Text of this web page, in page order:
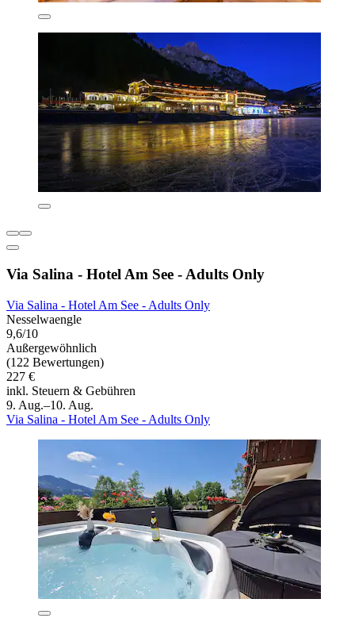
Via Salina - Hotel Am See - Adults Only
Via Salina - Hotel Am See - Adults Only
Nesselwaengle
9,6/10
Außergewöhnlich
(122 Bewertungen)
227 €
inkl. Steuern & Gebühren
9. Aug.–10. Aug.
Via Salina - Hotel Am See - Adults Only